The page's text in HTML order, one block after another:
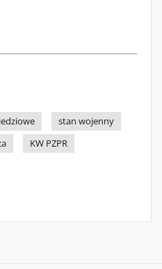
stan wojenny
KW PZPR